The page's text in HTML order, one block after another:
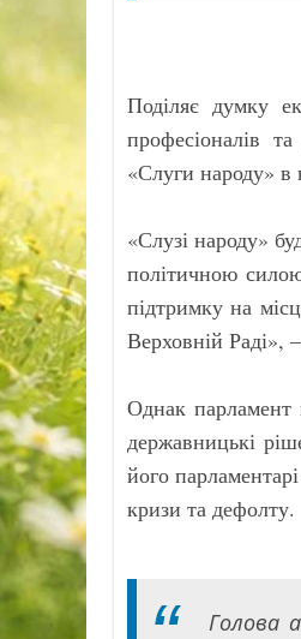
Поділяє думку
професіоналів
«Слуги народу» в
«Слузі народу»
політичною
підтримку на
Верховній Раді»,
Однак парламент
державницькі
його
кризи та дефолту.
Голова